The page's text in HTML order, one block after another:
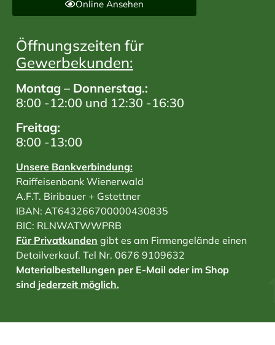
Online Ansehen
Öffnungszeiten für
Gewerbekunden:
Montag – Donnerstag.:
8:00 -12:00 und 12:30 -16:30
Freitag:
8:00 -13:00
Unsere Bankverbindung:
Raiffeisenbank Wienerwald
A.F.T. Biribauer + Gstettner
IBAN: AT643266700000430835
BIC: RLNWATWWPRB
Für Privatkunden gibt es am Firmengelände einen
Detailverkauf. Tel Nr. 0676 9109632
Materialbestellungen per E-Mail oder im Shop
sind jederzeit möglich.